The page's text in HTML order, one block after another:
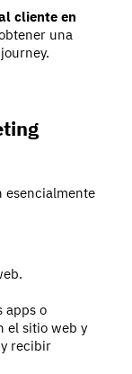
cliente en
una
esencialmente
apps o
el sitio web y
recibir